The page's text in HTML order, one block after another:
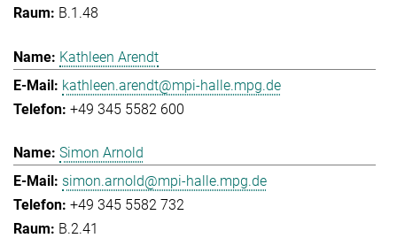
B.1.48
Kathleen Arendt
kathleen.arendt@mpi-halle.mpg.de
+49 345 5582 600
Simon Arnold
simon.arnold@mpi-halle.mpg.de
+49 345 5582 732
B.2.41